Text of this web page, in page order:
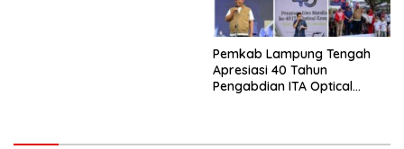
Pemkab Lampung Tengah
Apresiasi 40 Tahun
Pengabdian ITA Optical